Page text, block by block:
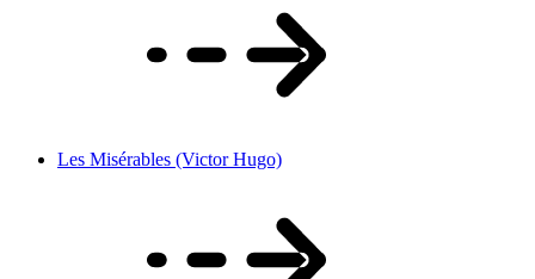
Les Misérables (Victor Hugo)